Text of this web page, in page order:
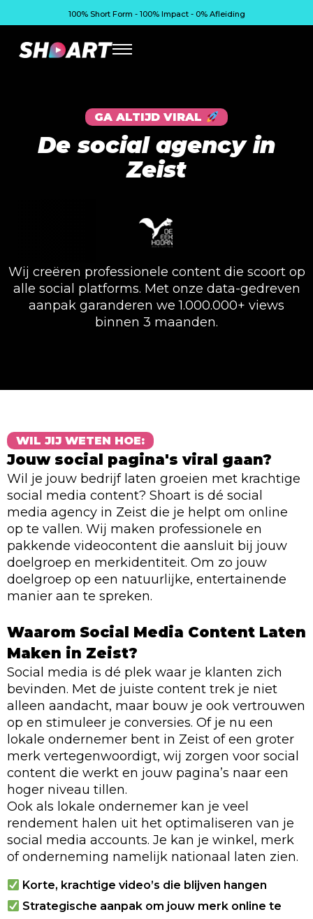
100% Short Form - 100% Impact - 0% Afleiding
GA ALTIJD VIRAL
De social agency in
Zeist
Wij creëren professionele content die scoort op
alle social platforms. Met onze data-gedreven
aanpak garanderen we 1.000.000+ views
binnen 3 maanden.
WIL JIJ WETEN HOE:
Jouw social pagina's viral gaan?
Wil je jouw bedrijf laten groeien met krachtige
social media content? Shoart is dé social
media agency in Zeist die je helpt om online
op te vallen. Wij maken professionele en
pakkende videocontent die aansluit bij jouw
doelgroep en merkidentiteit. Om zo jouw
doelgroep op een natuurlijke, entertainende
manier aan te spreken.
Waarom Social Media Content Laten
Maken in Zeist?
Social media is dé plek waar je klanten zich
bevinden. Met de juiste content trek je niet
alleen aandacht, maar bouw je ook vertrouwen
op en stimuleer je conversies. Of je nu een
lokale ondernemer bent in Zeist of een groter
merk vertegenwoordigt, wij zorgen voor social
content die werkt en jouw pagina’s naar een
hoger niveau tillen.
Ook als lokale ondernemer kan je veel
rendement halen uit het optimaliseren van je
social media accounts. Je kan je winkel, merk
of onderneming namelijk nationaal laten zien.
Korte, krachtige video’s die blijven hangen
Strategische aanpak om jouw merk online te